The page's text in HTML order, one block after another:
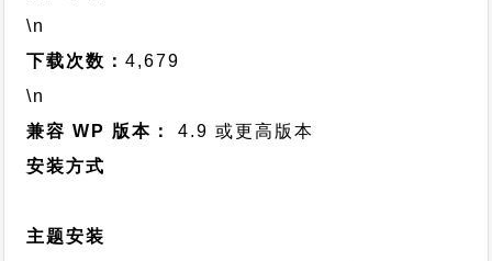
\n
下载次数：4,679
\n
兼容 WP 版本：
4.9 或更高版本
安装方式
主题安装